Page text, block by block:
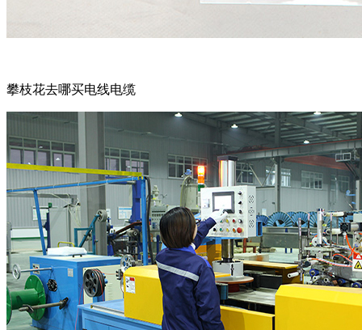
攀枝花去哪买电线电缆